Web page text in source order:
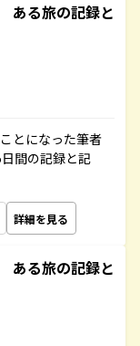
ある旅の記録と
とになった筆者
間の記録と記
詳細を見る
ある旅の記録と